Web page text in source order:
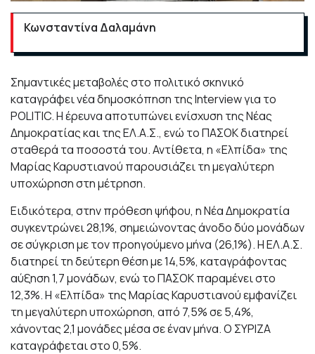
Κωνσταντίνα Δαλαμάνη
Σημαντικές μεταβολές στο πολιτικό σκηνικό
καταγράφει νέα δημοσκόπηση της Interview για το
POLITIC. Η έρευνα αποτυπώνει ενίσχυση της Νέας
Δημοκρατίας και της ΕΛ.Α.Σ., ενώ το ΠΑΣΟΚ διατηρεί
σταθερά τα ποσοστά του. Αντίθετα, η «Ελπίδα» της
Μαρίας Καρυστιανού παρουσιάζει τη μεγαλύτερη
υποχώρηση στη μέτρηση.
Ειδικότερα, στην πρόθεση ψήφου, η Νέα Δημοκρατία
συγκεντρώνει 28,1%, σημειώνοντας άνοδο δύο μονάδων
σε σύγκριση με τον προηγούμενο μήνα (26,1%). Η ΕΛ.Α.Σ.
διατηρεί τη δεύτερη θέση με 14,5%, καταγράφοντας
αύξηση 1,7 μονάδων, ενώ το ΠΑΣΟΚ παραμένει στο
12,3%. Η «Ελπίδα» της Μαρίας Καρυστιανού εμφανίζει
τη μεγαλύτερη υποχώρηση, από 7,5% σε 5,4%,
χάνοντας 2,1 μονάδες μέσα σε έναν μήνα. Ο ΣΥΡΙΖΑ
καταγράφεται στο 0,5%.